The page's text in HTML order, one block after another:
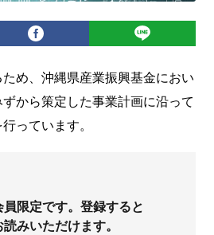
ログイン
め、沖縄県産業振興基金におい
から策定した事業計画に沿って
っています。
限定です。登録すると
みいただけます。